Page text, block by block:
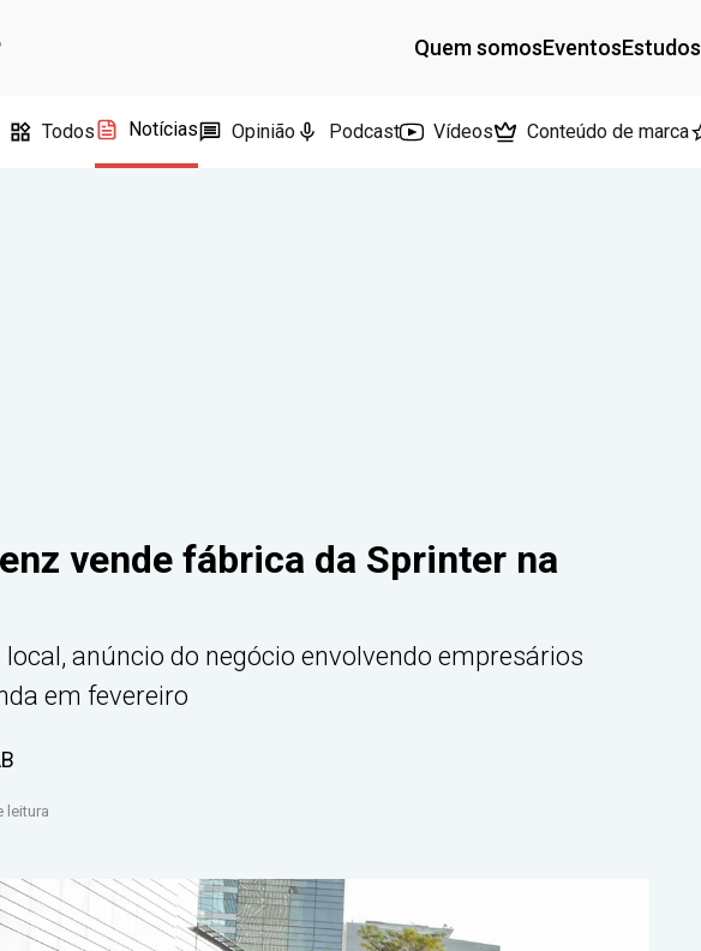
Quem somosEventosEstudos
Todos Notícias Opinião Podcast Vídeos Conteúdo de marca
vende fábrica da Sprinter na
anúncio do negócio envolvendo empresários
em fevereiro
leitura